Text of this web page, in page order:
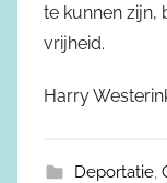
te kunnen zijn,
vrijheid.
Harry
Deportatie,